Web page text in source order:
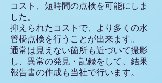
コスト、短時間の点検を可能にしま
した。
抑えられたコストで、より多くの水
管橋点検を行うことが出来ます。
通常は見えない箇所も近づいて撮影
し、異常の発見・記録をして、結果
報告書の作成も当社で行います。